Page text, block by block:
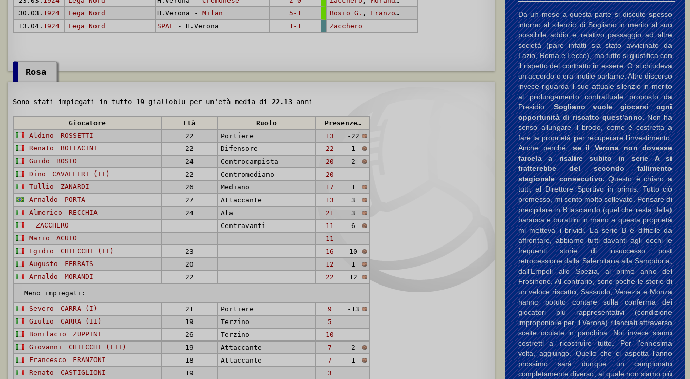
30.03. 1924 Lega Nord H.Verona - Milan 5-1 Bosio G. , Franzoni F. Chiecchi (III) G.,Zacchero
13.04. 1924 Lega Nord SPAL - H.Verona 1-1 Zacchero
Rosa
Sono stati impiegati in tutto 19 gialloblu per un'età media di 22.13 anni
Giocatore Età Ruolo
Presenze (reti)
Aldino
ROSSETTI 22 Portiere 13
-22
Renato
BOTTACINI 22 Difensore 22
1
Guido
BOSIO 24 Centrocampista 20
2
Dino
CAVALLERI (II) 22 Centromediano
20
Tullio
ZANARDI 26 Mediano 17
1
Arnaldo
PORTA 27 Attaccante 13
3
Almerico
RECCHIA 24 Ala 21
3
ZACCHERO
- Centravanti 11
6
Mario
ACUTO -
11
Egidio
CHIECCHI (II) 23 16
10
Augusto
FERRAIS 20 12
1
Arnaldo
MORANDI 22 22 12
Meno impiegati:
Severo
CARRA (I) 21 Portiere 9
-13
Giulio
CARRA (II) 19 Terzino
5
Bonifacio
ZUPPINI 26 Terzino
10
Giovanni
CHIECCHI (III) 19 Attaccante 7
2
Francesco
FRANZONI 18 Attaccante 7
1
Renato
CASTIGLIONI 19
3
Da un mese a questa parte si discute spesso
intorno al silenzio di Sogliano in merito al suo
possibile addio e relativo passaggio ad altre
società (pare infatti sia stato avvicinato da
Lazio, Roma e Lecce), ma tutto si giustifica con
il rispetto del contratto in essere. O si chiudeva
un accordo o era inutile parlarne. Altro discorso
invece riguarda il suo attuale silenzio in merito
al prolungamento contrattuale proposto da
Presidio:Sogliano vuole giocarsi ogni
opportunità di riscatto quest’anno.Non ha
senso allungare il brodo, come è costretta a
fare la proprietà per recuperare l’investimento.
Anche perché,se il Verona non dovesse
farcela a risalire subito in serie A si
tratterebbe del secondo fallimento
stagionale consecutivo.Questo è chiaro a
tutti, al Direttore Sportivo in primis. Tutto ciò
premesso, mi sento molto sollevato. Pensare di
precipitare in B lasciando (quel che resta della)
baracca e burattini in mano a questa proprietà
mi metteva i brividi. La serie B è difficile da
affrontare, abbiamo tutti davanti agli occhi le
frequenti storie di insuccesso post
retrocessione dalla Salernitana alla Sampdoria,
dall'Empoli allo Spezia, al primo anno del
Frosinone. Al contrario, sono poche le storie di
un veloce riscatto; Sassuolo, Venezia e Monza
hanno potuto contare sulla conferma dei
giocatori più rappresentativi (condizione
improponibile per il Verona) rilanciati attraverso
scelte oculate in panchina. Noi invece siamo
costretti a ricostruire tutto. Per l'ennesima
volta, aggiungo. Quello che ci aspetta l'anno
prossimo sarà dunque un campionato
completamente diverso, al quale non siamo più